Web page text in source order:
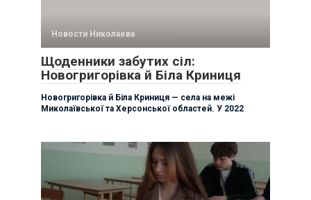
Новости Николаева
Щоденники забутих сіл:
Новогригорівка й Біла Криниця
Новогригорівка й Біла Криниця — села на межі
Миколаївської та Херсонської областей. У 2022